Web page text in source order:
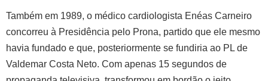
Também em 1989, o médico cardiologista Enéas Carneiro
concorreu à Presidência pelo Prona, partido que ele mesmo
havia fundado e que, posteriormente se fundiria ao PL de
Valdemar Costa Neto. Com apenas 15 segundos de